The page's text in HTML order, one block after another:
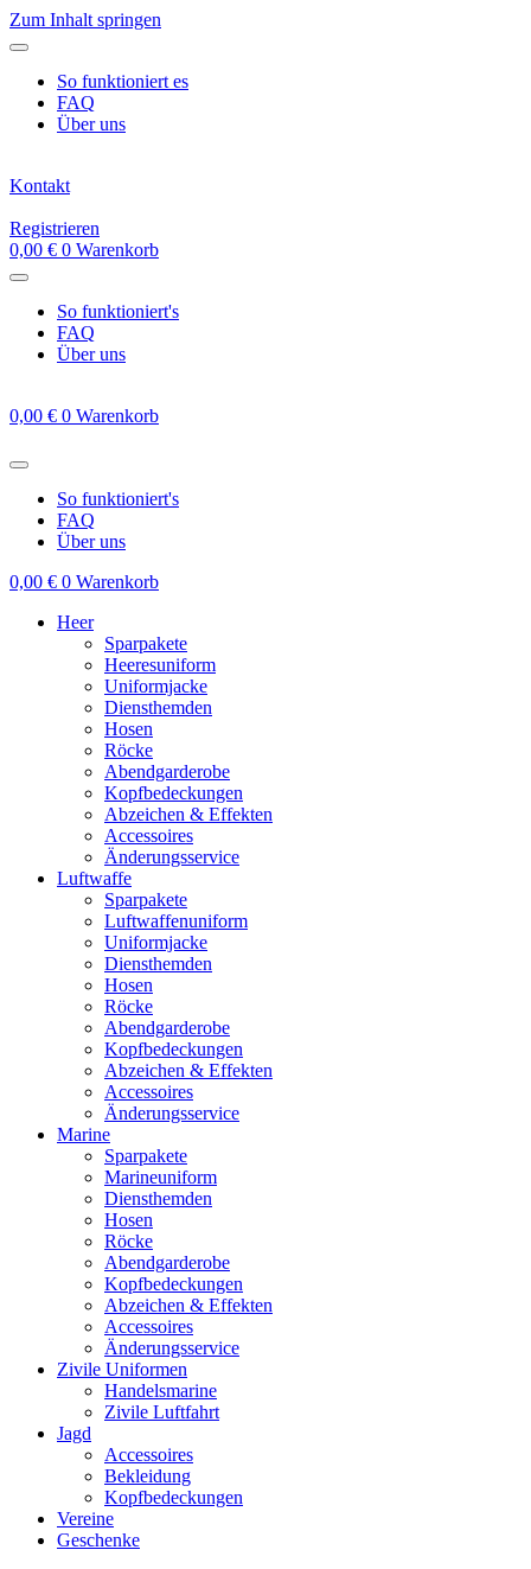
Zum Inhalt springen
So funktioniert es
FAQ
Über uns
Kontakt
Registrieren
0,00 € 0 Warenkorb
So funktioniert's
FAQ
Über uns
0,00 € 0 Warenkorb
So funktioniert's
FAQ
Über uns
0,00 € 0 Warenkorb
Heer
Sparpakete
Heeresuniform
Uniformjacke
Diensthemden
Hosen
Röcke
Abendgarderobe
Kopfbedeckungen
Abzeichen & Effekten
Accessoires
Änderungsservice
Luftwaffe
Sparpakete
Luftwaffenuniform
Uniformjacke
Diensthemden
Hosen
Röcke
Abendgarderobe
Kopfbedeckungen
Abzeichen & Effekten
Accessoires
Änderungsservice
Marine
Sparpakete
Marineuniform
Diensthemden
Hosen
Röcke
Abendgarderobe
Kopfbedeckungen
Abzeichen & Effekten
Accessoires
Änderungsservice
Zivile Uniformen
Handelsmarine
Zivile Luftfahrt
Jagd
Accessoires
Bekleidung
Kopfbedeckungen
Vereine
Geschenke